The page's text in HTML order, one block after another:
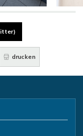
drucken